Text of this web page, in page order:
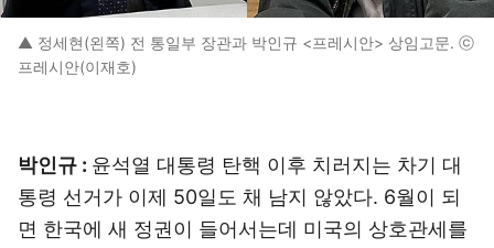
▲ 정세현(왼쪽) 전 통일부 장관과 박인규 <프레시안> 상임고문. ⓒ
프레시안(이재호)
박인규 : 윤석열 대통령 탄핵 이후 치러지는 차기 대
통령 선거가 이제 50일도 채 남지 않았다. 6월이 되
면 한국에 새 정권이 들어서는데 미국의 상호관세를